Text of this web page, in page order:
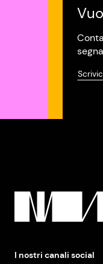
I nostri canali social